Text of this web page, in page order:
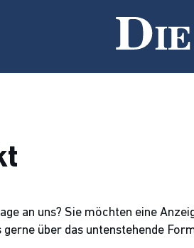
an uns? Sie möchten eine
gerne über das untenstehende